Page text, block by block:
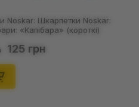
Носки Noskar: Шкарпетки
Капібари: «Капібара»
Цена